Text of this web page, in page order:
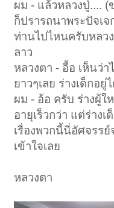
ผม - แล้วหลวงปู่....
ก็ปรารถนาพระปัจเ
ท่านไปไหนครับหลว
ลาว
หลวงตา - อื้อ เห็นว่า
ยาวๆเลย ร่างเด็กอยู่
ผม - อ้อ ครับ ร่างผู้
อายุเร็วกว่า แต่ร่าง
เรื่องพวกนี้นี่อัศจรร
เข้าใจเลย
หลวงตา